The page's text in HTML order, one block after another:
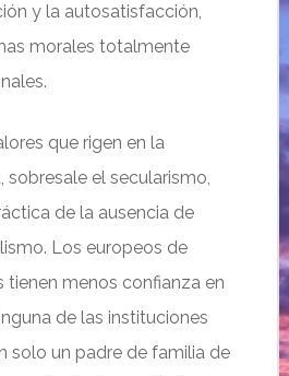
y la autosatisfacción,
morales totalmente
que rigen en la
sobresale el secularismo,
de la ausencia de
Los europeos de
tienen menos confianza en
de las instituciones
solo un padre de familia de